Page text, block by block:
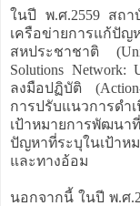
ในปี พ.ศ.2559 สถา
เครือข่ายการแก้ปัญ
สหประชาชาติ
Solutions
ลงมือปฏิบัติ
การปรับแนวการดำ
เป้าหมายการพัฒน
ปัญหาที่ระบุในเป้า
และทางอ้อม
นอกจากนี้ ในปี พ.ศ